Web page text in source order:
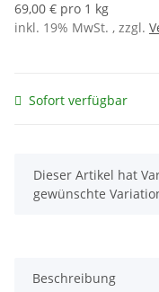
69,00 € pro 1 kg
inkl. 19% MwSt. , zzgl.
Sofort verfügbar
x
Dieser Artikel hat
gewünschte
Beschreibung